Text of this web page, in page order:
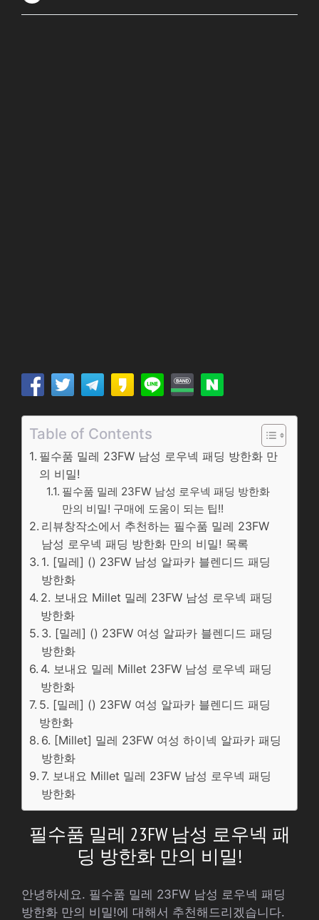
Table of Contents
필수품 밀레 23FW 남성 로우넥 패딩 방한화 만
의 비밀!
필수품 밀레 23FW 남성 로우넥 패딩 방한화
만의 비밀! 구매에 도움이 되는 팁!!
리뷰창작소에서 추천하는 필수품 밀레 23FW
남성 로우넥 패딩 방한화 만의 비밀! 목록
1. [밀레] () 23FW 남성 알파카 블렌디드 패딩
방한화
2. 보내요 Millet 밀레 23FW 남성 로우넥 패딩
방한화
3. [밀레] () 23FW 여성 알파카 블렌디드 패딩
방한화
4. 보내요 밀레 Millet 23FW 남성 로우넥 패딩
방한화
5. [밀레] () 23FW 여성 알파카 블렌디드 패딩
방한화
6. [Millet] 밀레 23FW 여성 하이넥 알파카 패딩
방한화
7. 보내요 Millet 밀레 23FW 남성 로우넥 패딩
방한화
필수품 밀레 23FW 남성 로우넥 패
딩 방한화 만의 비밀!
안녕하세요. 필수품 밀레 23FW 남성 로우넥 패딩
방한화 만의 비밀!에 대해서 추천해드리겠습니다.